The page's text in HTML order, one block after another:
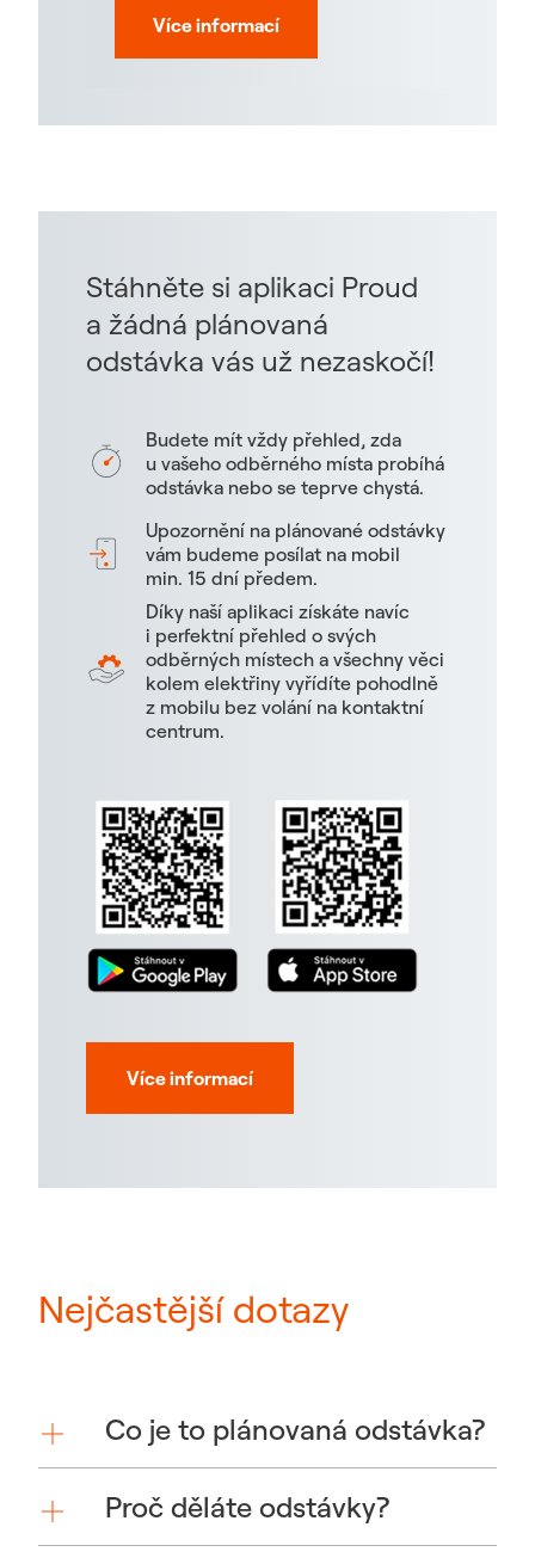
Více informací
Stáhněte si aplikaci Proud
a žádná plánovaná
odstávka vás už nezaskočí!
Budete mít vždy přehled, zda
u vašeho odběrného místa probíhá
odstávka nebo se teprve chystá.
Upozornění na plánované odstávky
vám budeme posílat na mobil
min. 15 dní předem.
Díky naší aplikaci získáte navíc
i perfektní přehled o svých
odběrných místech a všechny věci
kolem elektřiny vyřídíte pohodlně
z mobilu bez volání na kontaktní
centrum.
Více informací
Nejčastější dotazy
Co je to plánovaná odstávka?
Proč děláte odstávky?